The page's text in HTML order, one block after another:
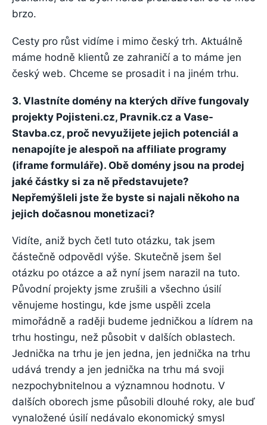
brzo.
Cesty pro růst vidíme i mimo český trh. Aktuálně
máme hodně klientů ze zahraničí a to máme jen
český web. Chceme se prosadit i na jiném trhu.
3. Vlastníte domény na kterých dříve fungovaly
projekty Pojisteni.cz, Pravnik.cz a Vase-
Stavba.cz, proč nevyužijete jejich potenciál a
nenapojíte je alespoň na affiliate programy
(iframe formuláře). Obě domény jsou na prodej
jaké částky si za ně představujete?
Nepřemýšleli jste že byste si najali někoho na
jejich dočasnou monetizaci?
Vidíte, aniž bych četl tuto otázku, tak jsem
částečně odpovědl výše. Skutečně jsem šel
otázku po otázce a až nyní jsem narazil na tuto.
Původní projekty jsme zrušili a všechno úsilí
věnujeme hostingu, kde jsme uspěli zcela
mimořádně a raději budeme jedničkou a lídrem na
trhu hostingu, než působit v dalších oblastech.
Jednička na trhu je jen jedna, jen jednička na trhu
udává trendy a jen jednička na trhu má svoji
nezpochybnitelnou a významnou hodnotu. V
dalších oborech jsme působili dlouhé roky, ale buď
vynaložené úsilí nedávalo ekonomický smysl